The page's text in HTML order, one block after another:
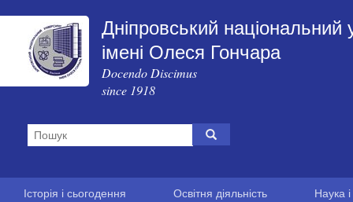
Дніпровський національний
імені Олеся Гончара
Docendo Discimus
since 1918
Історія і сьогодення Освітня діяльність Наука